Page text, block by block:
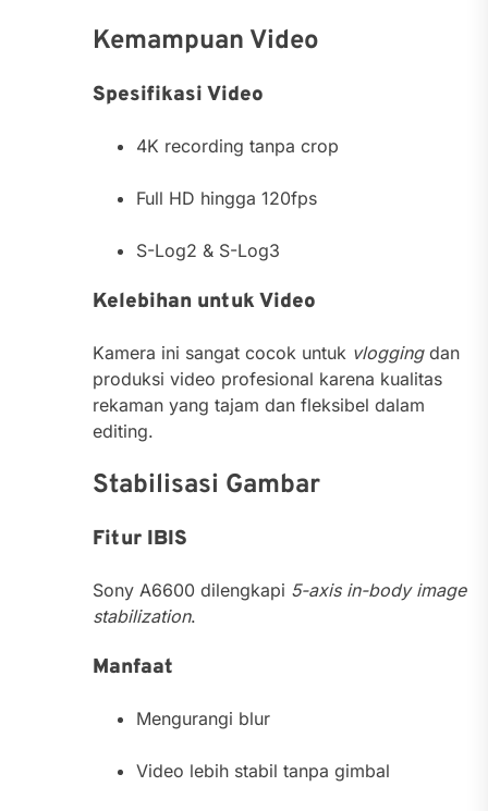
Kemampuan Video
Spesifikasi Video
4K recording tanpa crop
Full HD hingga 120fps
S-Log2 & S-Log3
Kelebihan untuk Video
Kamera ini sangat cocok untuk vloggingdan
produksi video profesional karena kualitas
rekaman yang tajam dan fleksibel dalam
editing.
Stabilisasi Gambar
Fitur IBIS
Sony A6600 dilengkapi 5-axis in-body image
stabilization.
Manfaat
Mengurangi blur
Video lebih stabil tanpa gimbal